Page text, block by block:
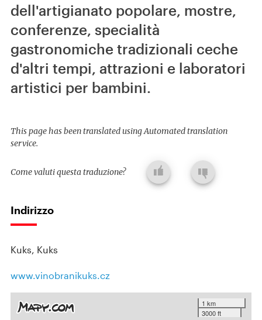
dell'artigianato popolare, mostre,
conferenze, specialità
gastronomiche tradizionali ceche
d'altri tempi, attrazioni e laboratori
artistici per bambini.
This page has been translated using Automated translation
service.
Come valuti questa traduzione?
Indirizzo
Kuks, Kuks
www.vinobranikuks.cz
1 km
3000 ft